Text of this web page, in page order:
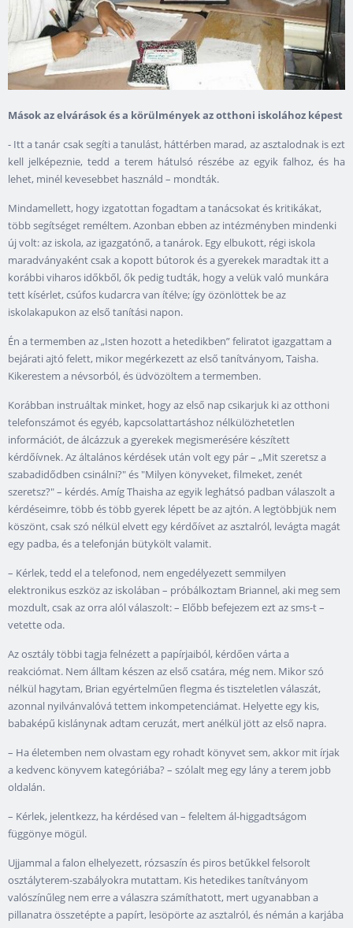
Mások az elvárások és a körülmények az otthoni iskolához képest
- Itt a tanár csak segíti a tanulást, háttérben marad, az asztalodnak is ezt
kell jelképeznie, tedd a terem hátulsó részébe az egyik falhoz, és ha
lehet, minél kevesebbet használd – mondták.
Mindamellett, hogy izgatottan fogadtam a tanácsokat és kritikákat,
több segítséget reméltem. Azonban ebben az intézményben mindenki
új volt: az iskola, az igazgatónő, a tanárok. Egy elbukott, régi iskola
maradványaként csak a kopott bútorok és a gyerekek maradtak itt a
korábbi viharos időkből, ők pedig tudták, hogy a velük való munkára
tett kísérlet, csúfos kudarcra van ítélve; így özönlöttek be az
iskolakapukon az első tanítási napon.
Én a termemben az „Isten hozott a hetedikben” feliratot igazgattam a
bejárati ajtó felett, mikor megérkezett az első tanítványom, Taisha.
Kikerestem a névsorból, és üdvözöltem a termemben.
Korábban instruáltak minket, hogy az első nap csikarjuk ki az otthoni
telefonszámot és egyéb, kapcsolattartáshoz nélkülözhetetlen
információt, de álcázzuk a gyerekek megismerésére készített
kérdőívnek. Az általános kérdések után volt egy pár – „Mit szeretsz a
szabadidődben csinálni?" és "Milyen könyveket, filmeket, zenét
szeretsz?" – kérdés. Amíg Thaisha az egyik leghátsó padban válaszolt a
kérdéseimre, több és több gyerek lépett be az ajtón. A legtöbbjük nem
köszönt, csak szó nélkül elvett egy kérdőívet az asztalról, levágta magát
egy padba, és a telefonján bütykölt valamit.
– Kérlek, tedd el a telefonod, nem engedélyezett semmilyen
elektronikus eszköz az iskolában – próbálkoztam Briannel, aki meg sem
mozdult, csak az orra alól válaszolt: – Előbb befejezem ezt az sms-t –
vetette oda.
Az osztály többi tagja felnézett a papírjaiból, kérdően várta a
reakciómat. Nem álltam készen az első csatára, még nem. Mikor szó
nélkül hagytam, Brian egyértelműen flegma és tiszteletlen válaszát,
azonnal nyilvánvalóvá tettem inkompetenciámat. Helyette egy kis,
babaképű kislánynak adtam ceruzát, mert anélkül jött az első napra.
– Ha életemben nem olvastam egy rohadt könyvet sem, akkor mit írjak
a kedvenc könyvem kategóriába? – szólalt meg egy lány a terem jobb
oldalán.
– Kérlek, jelentkezz, ha kérdésed van – feleltem ál-higgadtságom
függönye mögül.
Ujjammal a falon elhelyezett, rózsaszín és piros betűkkel felsorolt
osztályterem-szabályokra mutattam. Kis hetedikes tanítványom
valószínűleg nem erre a válaszra számíthatott, mert ugyanabban a
pillanatra összetépte a papírt, lesöpörte az asztalról, és némán a karjába